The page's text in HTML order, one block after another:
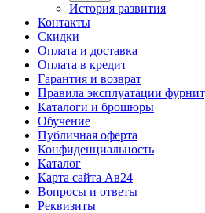
История развития
Контакты
Скидки
Оплата и доставка
Оплата в кредит
Гарантия и возврат
Правила эксплуатации
Каталоги и брошюры
Обучение
Публичная оферта
Конфиденциальность
Каталог
Карта сайта Ав24
Вопросы и ответы
Реквизиты